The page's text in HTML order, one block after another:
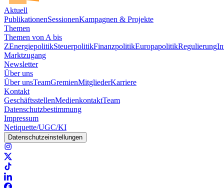
Aktuell
PublikationenSessionenKampagnen & Projekte
Themen
Themen von A bis
ZEnergiepolitikSteuerpolitikFinanzpolitikEuropapolitikRegulierung
Marktzugang
Newsletter
Über uns
Über unsTeamGremienMitgliederKarriere
Kontakt
GeschäftsstellenMedienkontaktTeam
Datenschutzbestimmung
Impressum
Netiquette/UGC/KI
Datenschutzeinstellungen